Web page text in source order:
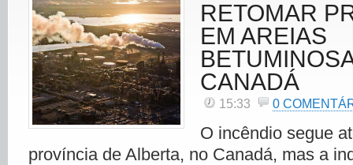
RETOMAR
EM AREIAS
CANADÁ
15:33 0
O incêndio segue
província de Alberta, no Canadá, mas a